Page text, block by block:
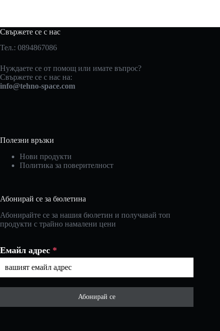
Свържете се с нас
Тел.: 0894867086
Нуждаете се от помощ или имате въпрос?
Свържете се с нас на:
info@tehno-space.com
Полезни връзки
Нови продукти
Политика за поверителност
Абонирай се за бюлетина
Абонирайте се за нашия бюлетин и получавай топ
продукти с трайно намалени цени
Емайл адрес *
Абонирай се